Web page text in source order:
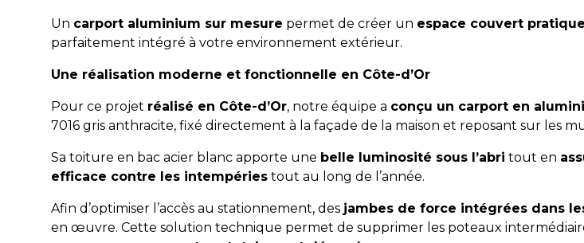
Un carport aluminium sur mesure permet de créer un espace couvert
parfaitement intégré à votre environnement extérieur.
Une réalisation moderne et fonctionnelle en Côte-d’Or
Pour ce projet réalisé en Côte-d’Or, notre équipe a conçu un carport en
7016 gris anthracite, fixé directement à la façade de la maison et reposant sur les
Sa toiture en bac acier blanc apporte une belle luminosité sous l’abri tout en
efficace contre les intempéries tout au long de l’année.
Afin d’optimiser l’accès au stationnement, des jambes de force intégrées dans
en œuvre. Cette solution technique permet de supprimer les poteaux